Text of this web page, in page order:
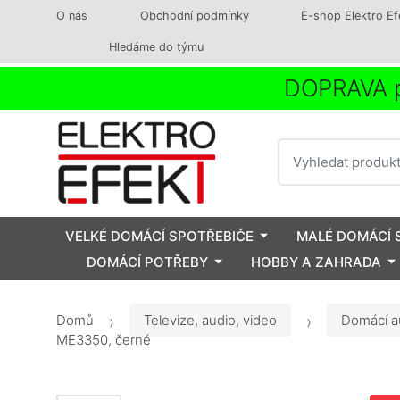
O nás Obchodní podmínky E-shop Elektro
Hledáme do týmu
VELKÉ DOMÁCÍ SPOTŘEBIČE
MALÉ DOMÁCÍ
DOMÁCÍ POTŘEBY
HOBBY A ZAHRADA
Domů Televize, audio, video
Domácí
ME3350, černé